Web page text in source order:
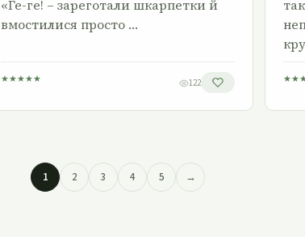
«Ге-ге! – зареготали шкарпетки й
вмостилися просто …
★★★★★ 122 ★★
1 2 3 4 5 →